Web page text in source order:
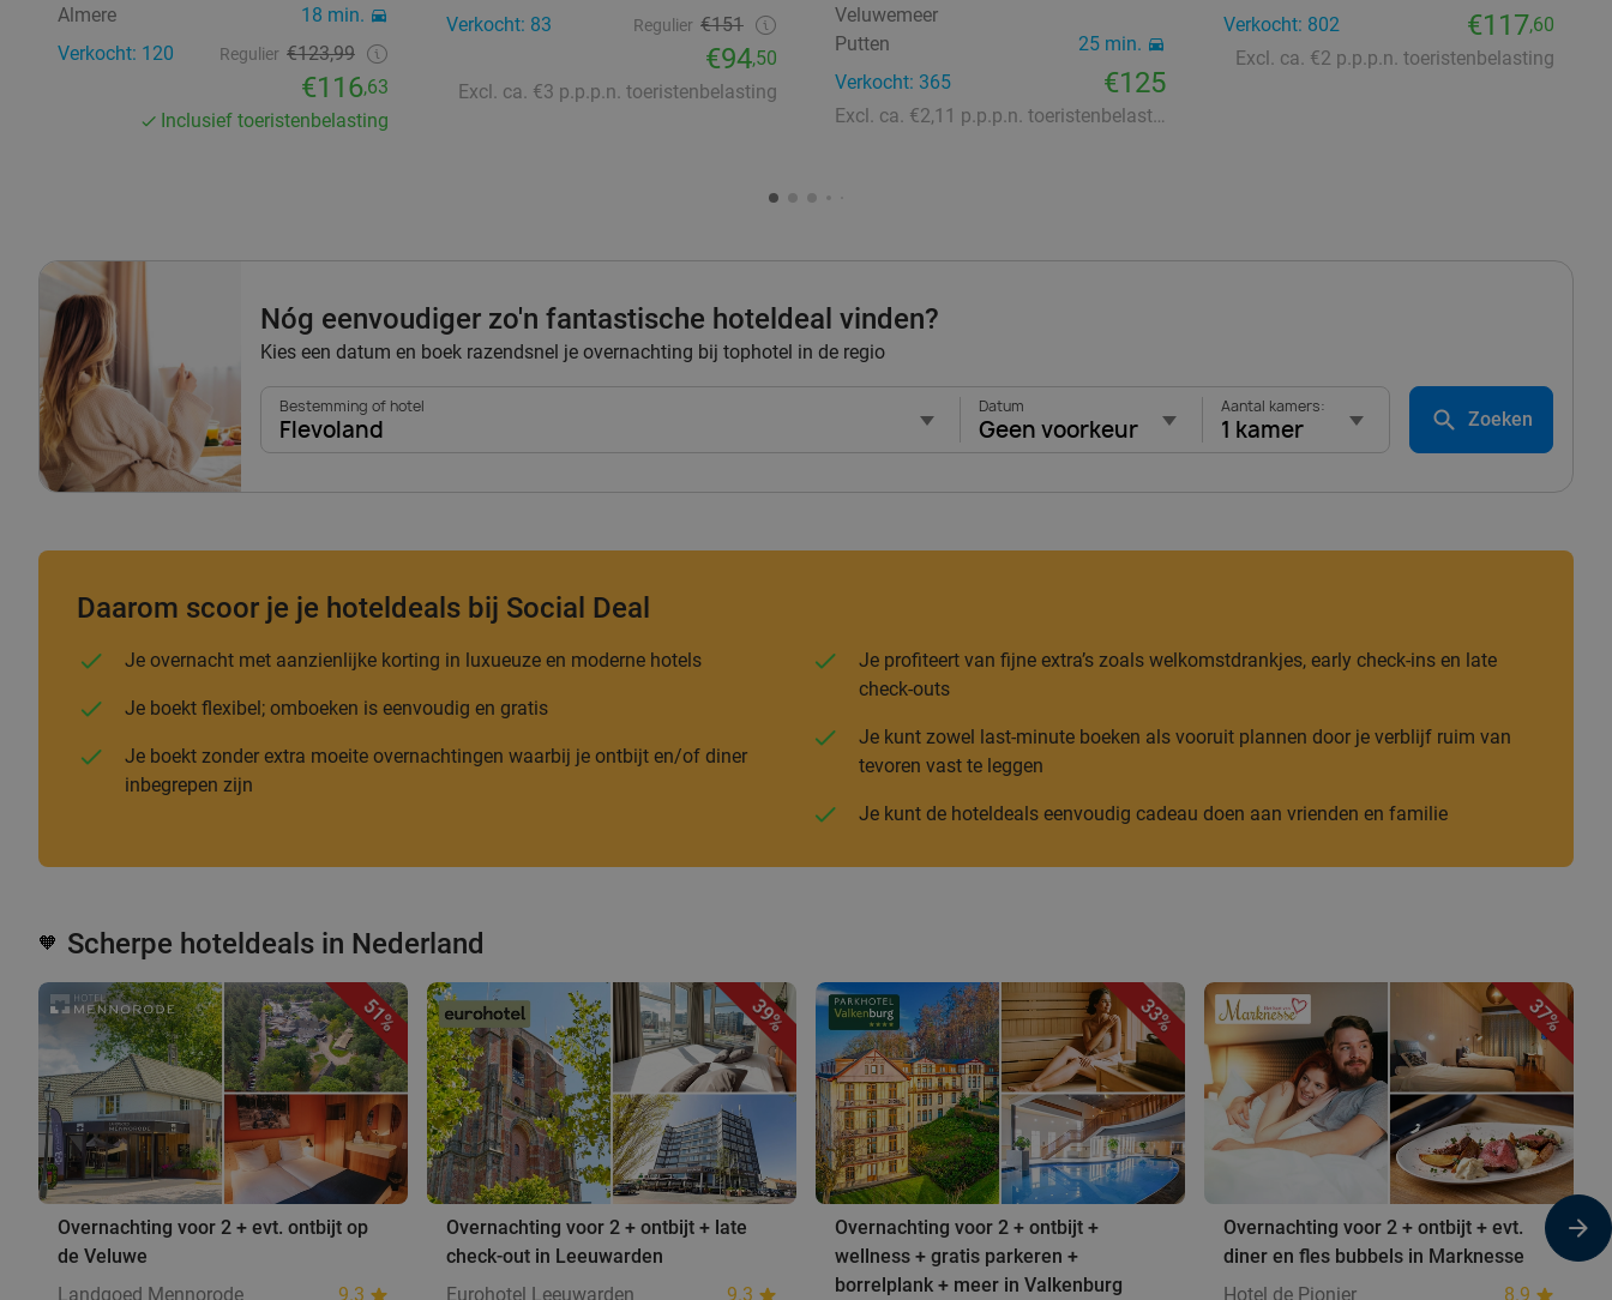
Almere
18 min.
Verkocht: 120
Regulier €123,99
€116,63
Inclusief toeristenbelasting
Verkocht: 83
Regulier €151
€94,50
Excl. ca. €3 p.p.p.n. toeristenbelasting
Veluwemeer
Putten
25 min.
Verkocht: 365
€125
Excl. ca. €2,11 p.p.p.n. toeristenbelasting
Verkocht: 802
€117,60
Excl. ca. €2 p.p.p.n. toeristenbelasting
Nóg eenvoudiger zo'n fantastische hoteldeal vinden?
Kies een datum en boek razendsnel je overnachting bij tophotel in de regio
Bestemming of hotel
Flevoland
Datum
Geen voorkeur
Aantal kamers:
1 kamer Zoeken
Daarom scoor je je hoteldeals bij Social Deal
Je overnacht met aanzienlijke korting in luxueuze en moderne hotels
Je boekt flexibel; omboeken is eenvoudig en gratis
Je boekt zonder extra moeite overnachtingen waarbij je ontbijt en/of diner
inbegrepen zijn
Je profiteert van fijne extra’s zoals welkomstdrankjes, early check-ins en late
check-outs
Je kunt zowel last-minute boeken als vooruit plannen door je verblijf ruim van
tevoren vast te leggen
Je kunt de hoteldeals eenvoudig cadeau doen aan vrienden en familie
🧡 Scherpe hoteldeals in Nederland
51%
Overnachting voor 2 + evt. ontbijt op
de Veluwe
Landgoed Mennorode
9.3
39%
Overnachting voor 2 + ontbijt + late
check-out in Leeuwarden
Eurohotel Leeuwarden
9.3
33%
Overnachting voor 2 + ontbijt +
wellness + gratis parkeren +
borrelplank + meer in Valkenburg
37%
Overnachting voor 2 + ontbijt + evt.
diner en fles bubbels in Marknesse
Hotel de Pionier
8.9